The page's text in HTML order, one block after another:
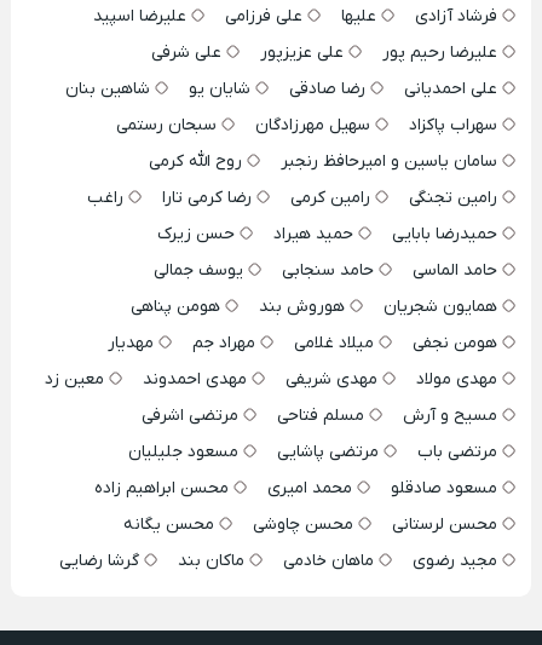
فرشاد آزادی
علیها علی فرزامی
علیرضا اسپید
علیرضا رحیم پور
علی عزیزپور
علی شرفی
علی احمدیانی
رضا صادقی شایان یو
شاهین بنان
سهراب پاکزاد
سهیل مهرزادگان
سبحان رستمی
سامان یاسین و امیرحافظ رنجبر
روح الله کرمی
رامین تجنگی
رامین کرمی رضا کرمی تارا
راغب
حمیدرضا بابایی
حمید هیراد
حسن زیرک
حامد الماسی
حامد سنجابی
یوسف جمالی
همایون شجریان
هوروش بند
هومن پناهی
هومن نجفی
میلاد غلامی مهراد جم
مهدیار
مهدی مولاد
مهدی شریفی مهدی احمدوند
معین زد
مسیح و آرش
مسلم فتاحی
مرتضی اشرفی
مرتضی باب
مرتضی پاشایی
مسعود جلیلیان
مسعود صادقلو
محمد امیری
محسن ابراهیم زاده
محسن لرستانی
محسن چاوشی
محسن یگانه
مجید رضوی
ماهان خادمی ماکان بند گرشا رضایی